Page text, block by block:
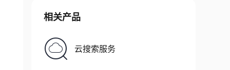
相关产品
云搜索服务